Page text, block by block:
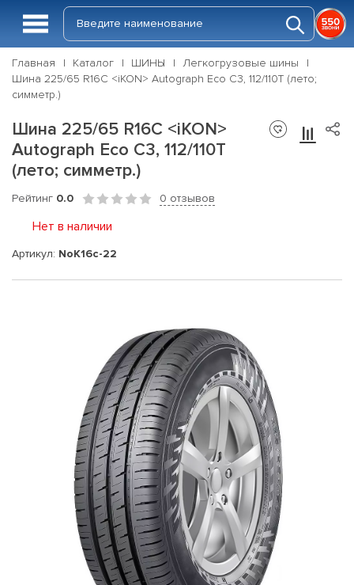
Главная Каталог ШИНЫ
Легкогрузовые шины
Шина 225/65 R16C <iKON> Autograph Eco C3, 112/110T (лето;
симметр.)
Шина 225/65 R16C <iKON>
Autograph Eco C3, 112/110T
(лето; симметр.)
Рейтинг 0.0 0 отзывов
Нет в наличии
Артикул: NoK16c-22